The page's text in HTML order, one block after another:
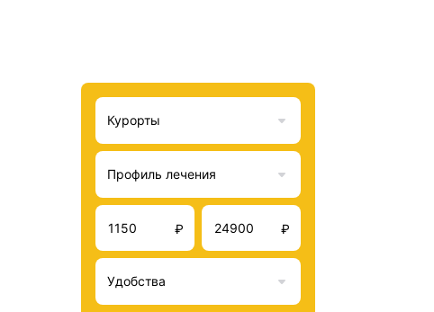
Курорты
Профиль лечения
₽ ₽
Удобства